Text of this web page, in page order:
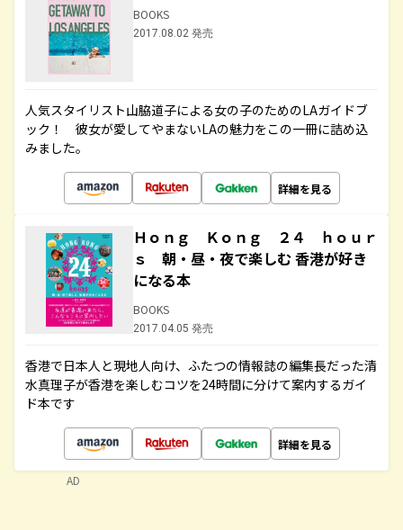
BOOKS
2017.08.02 発売
人気スタイリスト山脇道子による女の子のためのLAガイドブ
ック！ 彼女が愛してやまないLAの魅力をこの一冊に詰め込
みました。
詳細を見る
Ｈｏｎｇ Ｋｏｎｇ ２４ ｈｏｕｒ
ｓ 朝・昼・夜で楽しむ 香港が好き
になる本
BOOKS
2017.04.05 発売
香港で日本人と現地人向け、ふたつの情報誌の編集長だった清
水真理子が香港を楽しむコツを24時間に分けて案内するガイ
ド本です
詳細を見る
AD